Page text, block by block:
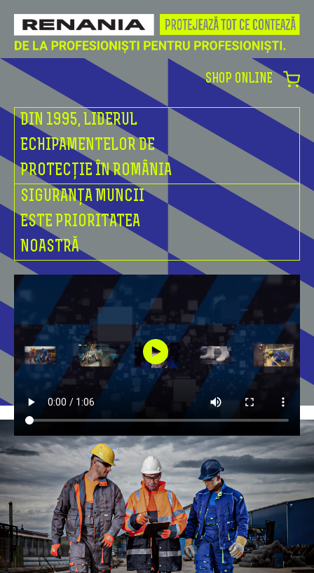
SHOP ONLINE
DIN 1995, LIDERUL
ECHIPAMENTELOR DE
PROTECȚIE ÎN ROMÂNIA
SIGURANȚA MUNCII
ESTE PRIORITATEA
NOASTRĂ